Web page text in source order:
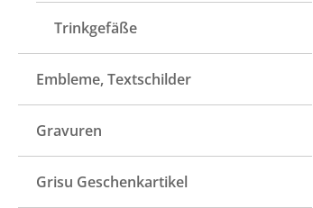
Trinkgefäße
Embleme, Textschilder
Gravuren
Grisu Geschenkartikel